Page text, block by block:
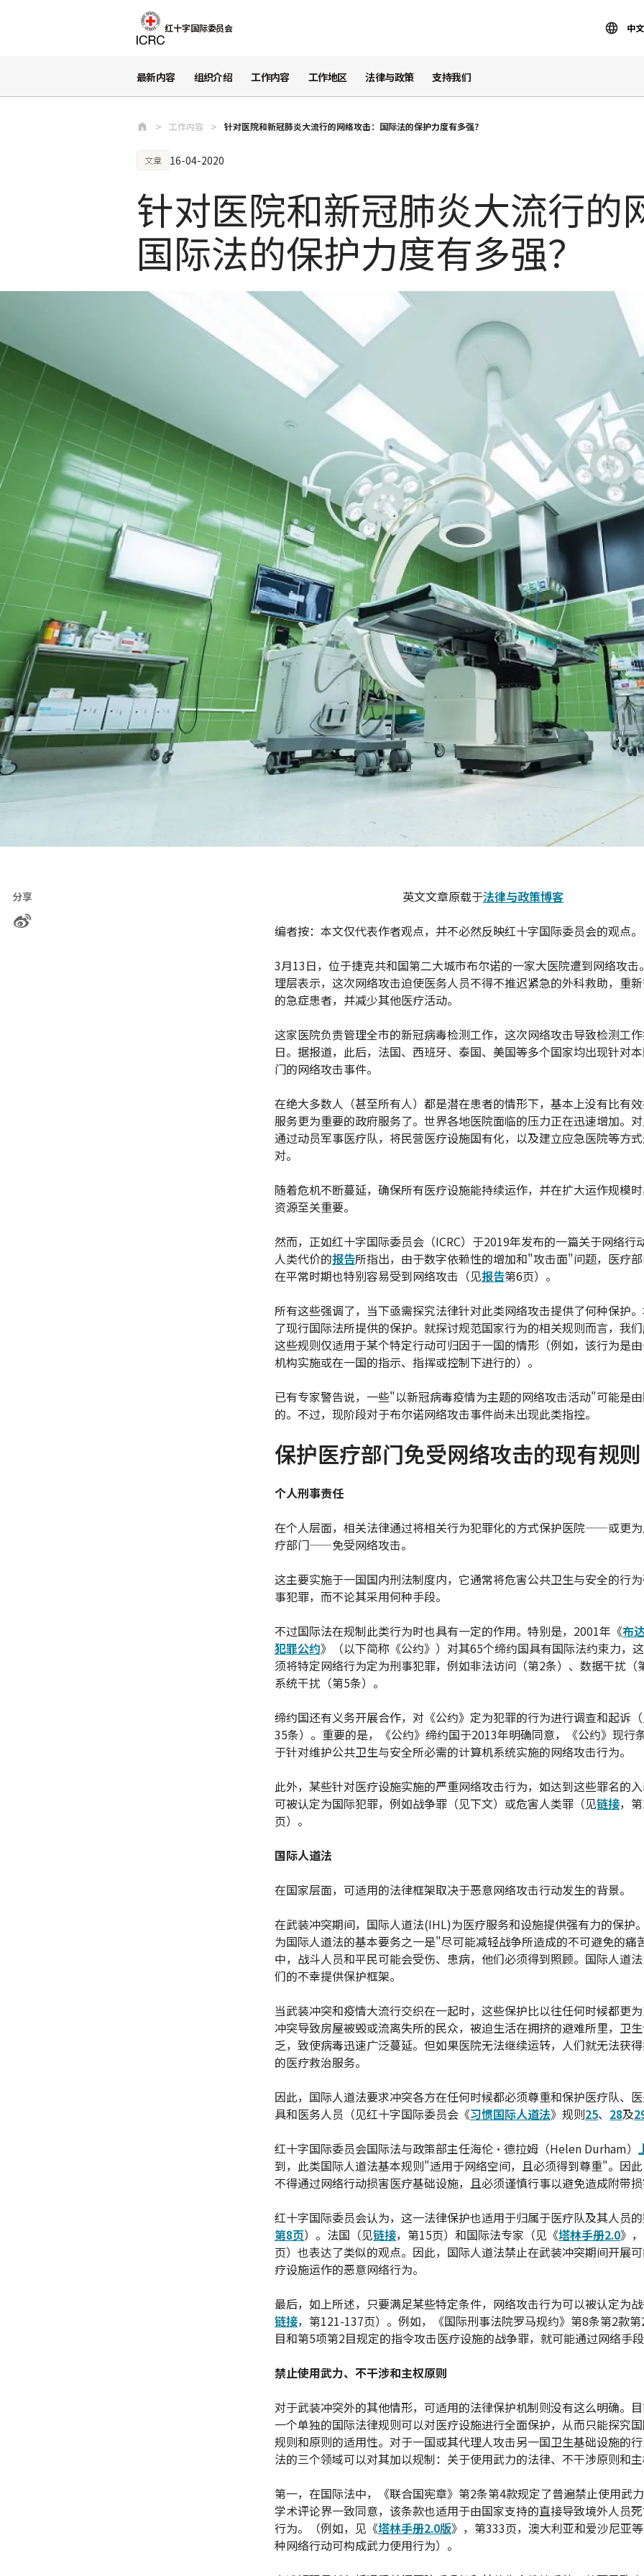
红十字国际委员会 中文
最新内容 组织介绍 工作内容 工作地区 法律与政策 支持我们
工作内容 针对医院和新冠肺炎大流行的网络攻击：国际法的保护力度有多强？
文章 16-04-2020
针对医院和新冠肺炎大流行的
国际法的保护力度有多强？
分享 英文文章原载于法律与政策博客
编者按：本文仅代表作者观点，并不必然反映红十字国际委员会的观点。
3月13日，位于捷克共和国第二大城市布尔诺的一家大医院遭到网络攻击
理层表示，这次网络攻击迫使医务人员不得不推迟紧急的外科救助，重
的急症患者，并减少其他医疗活动。
这家医院负责管理全市的新冠病毒检测工作，这次网络攻击导致检测工
日。据报道，此后，法国、西班牙、泰国、美国等多个国家均出现针对
门的网络攻击事件。
在绝大多数人（甚至所有人）都是潜在患者的情形下，基本上没有比有
服务更为重要的政府服务了。世界各地医院面临的压力正在迅速增加。
通过动员军事医疗队，将民营医疗设施国有化，以及建立应急医院等方
对。
随着危机不断蔓延，确保所有医疗设施能持续运作，并在扩大运作规模
资源至关重要。
然而，正如红十字国际委员会（ICRC）于2019年发布的一篇关于网络行
人类代价的报告所指出，由于数字依赖性的增加和"攻击面"问题，医疗
在平常时期也特别容易受到网络攻击（见报告第6页）。
所有这些强调了，当下亟需探究法律针对此类网络攻击提供了何种保护
了现行国际法所提供的保护。就探讨规范国家行为的相关规则而言，我
这些规则仅适用于某个特定行动可归因于一国的情形（例如，该行为是
机构实施或在一国的指示、指挥或控制下进行的）。
已有专家警告说，一些"以新冠病毒疫情为主题的网络攻击活动"可能是
的。不过，现阶段对于布尔诺网络攻击事件尚未出现此类指控。
保护医疗部门免受网络攻击的现有规则
个人刑事责任
在个人层面，相关法律通过将相关行为犯罪化的方式保护医院——或更
疗部门——免受网络攻击。
这主要实施于一国国内刑法制度内，它通常将危害公共卫生与安全的行
事犯罪，而不论其采用何种手段。
不过国际法在规制此类行为时也具有一定的作用。特别是，2001年《布
犯罪公约》（以下简称《公约》）对其65个缔约国具有国际法约束力，
须将特定网络行为定为刑事犯罪，例如非法访问（第2条）、数据干扰（
系统干扰（第5条）。
缔约国还有义务开展合作，对《公约》定为犯罪的行为进行调查和起诉
35条）。重要的是，《公约》缔约国于2013年明确同意，《公约》现行
于针对维护公共卫生与安全所必需的计算机系统实施的网络攻击行为。
此外，某些针对医疗设施实施的严重网络攻击行为，如达到这些罪名的
可被认定为国际犯罪，例如战争罪（见下文）或危害人类罪（见链接，
页）。
国际人道法
在国家层面，可适用的法律框架取决于恶意网络攻击行动发生的背景。
在武装冲突期间，国际人道法(IHL)为医疗服务和设施提供强有力的保护
为国际人道法的基本要务之一是"尽可能减轻战争所造成的不可避免的痛
中，战斗人员和平民可能会受伤、患病，他们必须得到照顾。国际人道
们的不幸提供保护框架。
当武装冲突和疫情大流行交织在一起时，这些保护比以往任何时候都更
冲突导致房屋被毁或流离失所的民众，被迫生活在拥挤的避难所里，卫
乏，致使病毒迅速广泛蔓延。但如果医院无法继续运转，人们就无法获
的医疗救治服务。
因此，国际人道法要求冲突各方在任何时候都必须尊重和保护医疗队、
具和医务人员（见红十字国际委员会《习惯国际人道法》规则25、 28及
红十字国际委员会国际法与政策部主任海伦·德拉姆（Helen Durham）
到，此类国际人道法基本规则"适用于网络空间，且必须得到尊重"。因
不得通过网络行动损害医疗基础设施，且必须谨慎行事以避免造成附带
红十字国际委员会认为，这一法律保护也适用于归属于医疗队及其人员
第8页）。法国（见链接，第15页）和国际法专家（见《塔林手册2.0》
页）也表达了类似的观点。因此，国际人道法禁止在武装冲突期间开展
疗设施运作的恶意网络行为。
最后，如上所述，只要满足某些特定条件，网络攻击行为可以被认定为
链接，第121-137页）。例如，《国际刑事法院罗马规约》第8条第2款
目和第5项第2目规定的指令攻击医疗设施的战争罪，就可能通过网络手
禁止使用武力、不干涉和主权原则
对于武装冲突外的其他情形，可适用的法律保护机制则没有这么明确。
一个单独的国际法律规则可以对医疗设施进行全面保护，从而只能探究
规则和原则的适用性。对于一国或其代理人攻击另一国卫生基础设施的
法的三个领域可以对其加以规制：关于使用武力的法律、不干涉原则和
第一，在国际法中，《联合国宪章》第2条第4款规定了普遍禁止使用武
学术评论界一致同意，该条款也适用于由国家支持的直接导致境外人员
行为。（例如，见《塔林手册2.0版》，第333页，澳大利亚和爱沙尼亚
种网络行动可构成武力使用行为）。